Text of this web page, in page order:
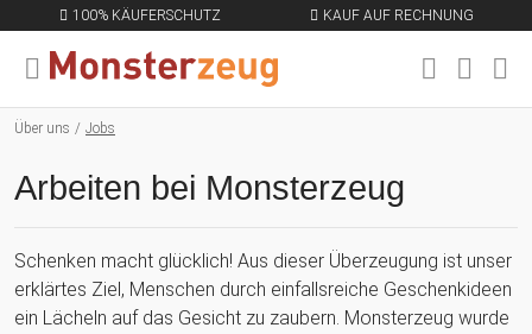
100% KÄUFERSCHUTZ KAUF AUF RECHNUNG
MENÜ SCHLIESSEN
Über uns Jobs
Arbeiten bei Monsterzeug
Schenken macht glücklich! Aus dieser Überzeugung ist unser
erklärtes Ziel, Menschen durch einfallsreiche Geschenkideen
ein Lächeln auf das Gesicht zu zaubern. Monsterzeug wurde